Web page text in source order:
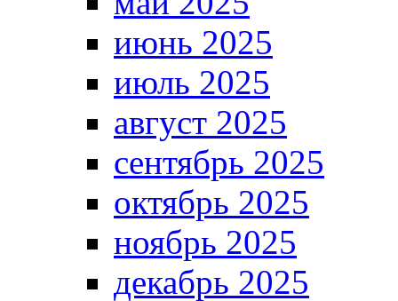
июнь 2025
июль 2025
август 2025
сентябрь 2025
октябрь 2025
ноябрь 2025
декабрь 2025